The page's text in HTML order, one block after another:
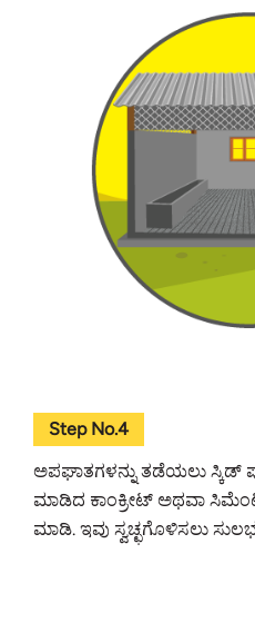
Step No.4
ಅಪಘಾತಗಳನ್ನು ತಡೆಯಲು ಸ್ಕಿಡ್‌
ಮಾಡಿದ ಕಾಂಕ್ರೀಟ್ ಅಥವಾ
ಮಾಡಿ. ಇವು ಸ್ವಚ್ಛಗೊಳಿಸಲು